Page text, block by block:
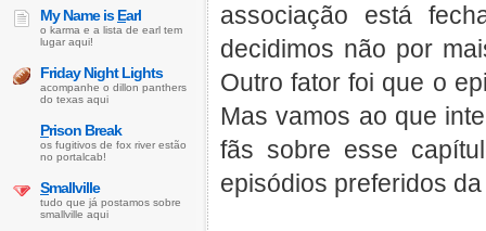
associação está
decidimos não por
Outro fator foi que o
Mas vamos ao que
fãs sobre esse
episódios preferidos
My Name isEarl
o karma e a lista de earl tem
lugar aqui!
Friday Night Lights
acompanhe o dillon panthers
do texas aqui
Prison Break
os fugitivos de fox river estão
no portalcab!
Smallville
tudo que já postamos sobre
smallville aqui